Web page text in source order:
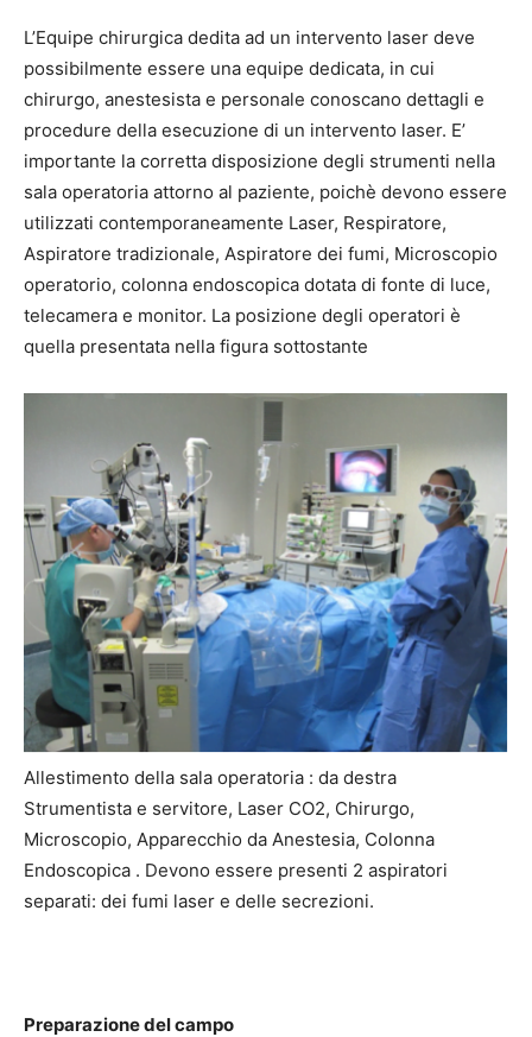
L’Equipe chirurgica dedita ad un intervento laser deve
possibilmente essere una equipe dedicata, in cui
chirurgo, anestesista e personale conoscano dettagli e
procedure della esecuzione di un intervento laser. E’
importante la corretta disposizione degli strumenti nella
sala operatoria attorno al paziente, poichè devono essere
utilizzati contemporaneamente Laser, Respiratore,
Aspiratore tradizionale, Aspiratore dei fumi, Microscopio
operatorio, colonna endoscopica dotata di fonte di luce,
telecamera e monitor. La posizione degli operatori è
quella presentata nella figura sottostante
Allestimento della sala operatoria : da destra
Strumentista e servitore, Laser CO2, Chirurgo,
Microscopio, Apparecchio da Anestesia, Colonna
Endoscopica . Devono essere presenti 2 aspiratori
separati: dei fumi laser e delle secrezioni.
Preparazione del campo